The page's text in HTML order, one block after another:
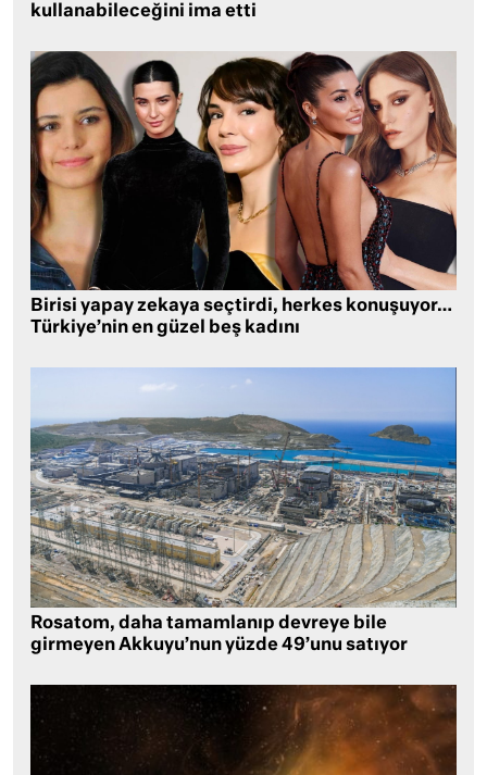
kullanabileceğini ima etti
Birisi yapay zekaya seçtirdi, herkes konuşuyor…
Türkiye’nin en güzel beş kadını
Rosatom, daha tamamlanıp devreye bile
girmeyen Akkuyu’nun yüzde 49’unu satıyor